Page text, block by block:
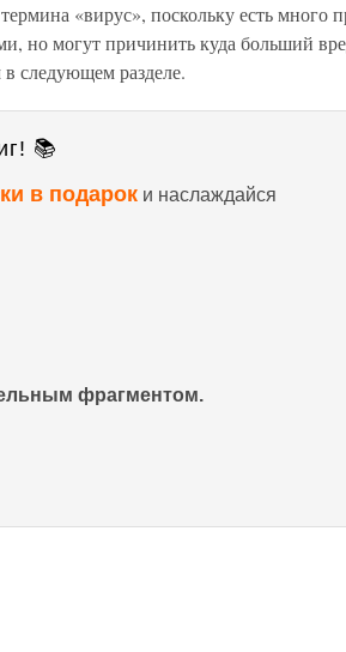
«вирус», поскольку есть много
но могут причинить куда больший
следующем разделе.
📚
в подарок и наслаждайся
фрагментом.